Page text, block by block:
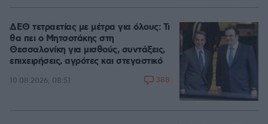
ΔΕΘ τετραετίας με μέτρα για όλους: Τι
θα πει ο Μητσοτάκης στη
Θεσσαλονίκη για μισθούς, συντάξεις,
επιχειρήσεις, αγρότες και στεγαστικό
10.08.2026, 08:51 388